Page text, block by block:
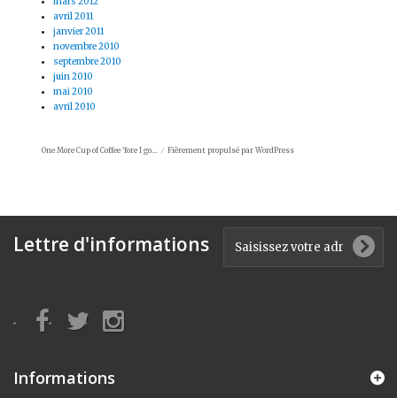
avril 2011
janvier 2011
novembre 2010
septembre 2010
juin 2010
mai 2010
avril 2010
One More Cup of Coffee 'fore I go… Fièrement propulsé par WordPress
Lettre d'informations
Informations